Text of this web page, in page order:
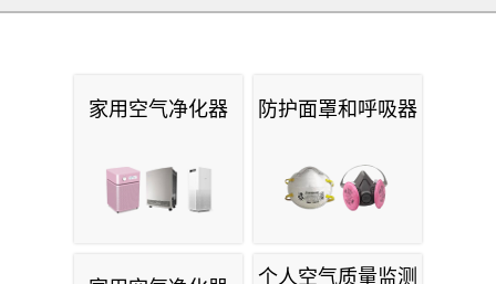
家用空气净化器 防护面罩和呼吸器
个人空气质量监测